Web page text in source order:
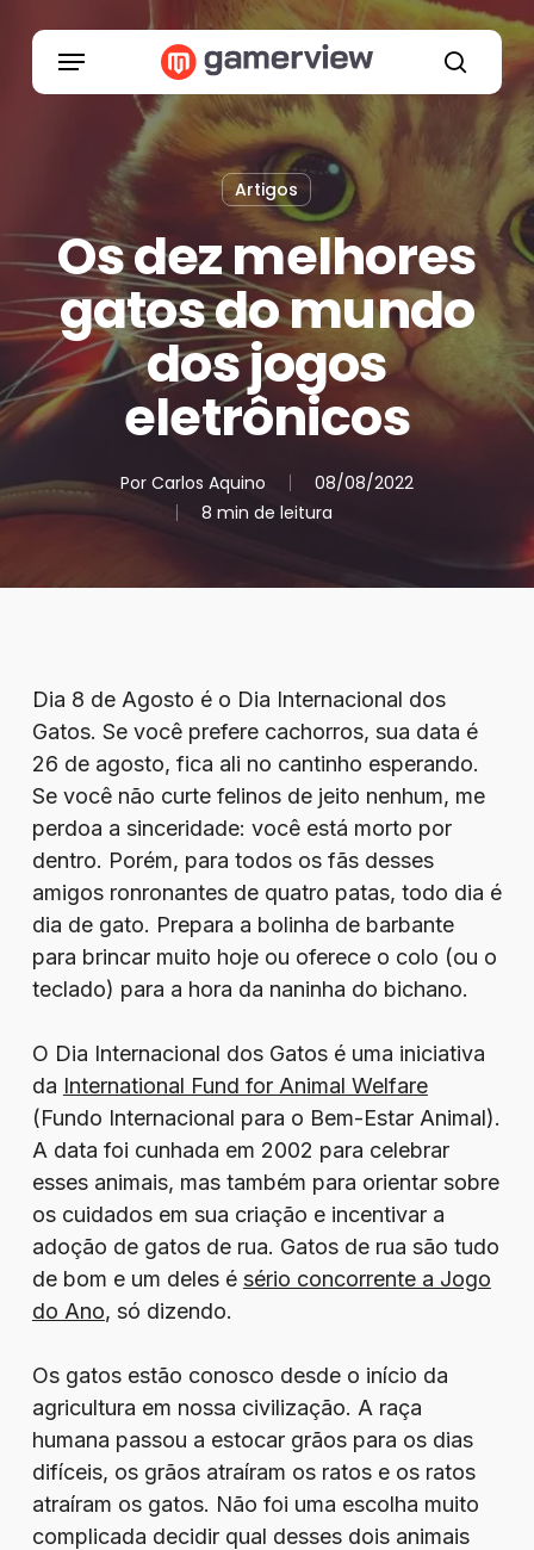
search
Menu
Artigos
Os dez melhores
gatos do mundo
dos jogos
eletrônicos
Por Carlos Aquino
08/08/2022
8 min de leitura
Dia 8 de Agosto é o Dia Internacional dos
Gatos. Se você prefere cachorros, sua data é
26 de agosto, fica ali no cantinho esperando.
Se você não curte felinos de jeito nenhum, me
perdoa a sinceridade: você está morto por
dentro. Porém, para todos os fãs desses
amigos ronronantes de quatro patas, todo dia é
dia de gato. Prepara a bolinha de barbante
para brincar muito hoje ou oferece o colo (ou o
teclado) para a hora da naninha do bichano.
O Dia Internacional dos Gatos é uma iniciativa
da International Fund for Animal Welfare
(Fundo Internacional para o Bem-Estar Animal).
A data foi cunhada em 2002 para celebrar
esses animais, mas também para orientar sobre
os cuidados em sua criação e incentivar a
adoção de gatos de rua. Gatos de rua são tudo
de bom e um deles é sério concorrente a Jogo
do Ano, só dizendo.
Os gatos estão conosco desde o início da
agricultura em nossa civilização. A raça
humana passou a estocar grãos para os dias
difíceis, os grãos atraíram os ratos e os ratos
atraíram os gatos. Não foi uma escolha muito
complicada decidir qual desses dois animais